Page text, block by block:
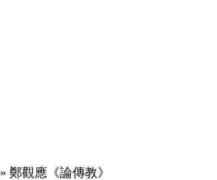
» 鄭觀應《論傳教》